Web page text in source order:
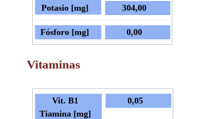
Potasio [mg] 304,00
Fósforo [mg] 0,00
Vitaminas
Vit. B1
Tiamina [mg]
0,05